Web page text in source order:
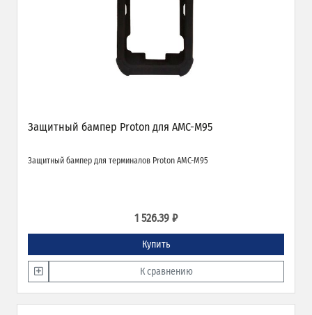
Защитный бампер Proton для AMC-M95
Защитный бампер для терминалов Proton AMC-M95
1 526.39 ₽
Купить
К сравнению